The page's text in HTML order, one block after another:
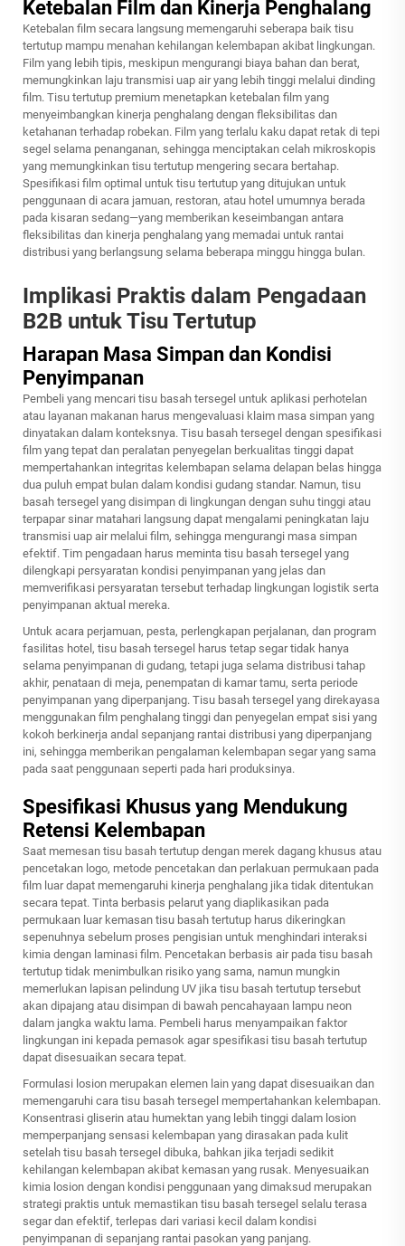
Ketebalan Film dan Kinerja Penghalang
Ketebalan film secara langsung memengaruhi seberapa baik tisu
tertutup mampu menahan kehilangan kelembapan akibat lingkungan.
Film yang lebih tipis, meskipun mengurangi biaya bahan dan berat,
memungkinkan laju transmisi uap air yang lebih tinggi melalui dinding
film. Tisu tertutup premium menetapkan ketebalan film yang
menyeimbangkan kinerja penghalang dengan fleksibilitas dan
ketahanan terhadap robekan. Film yang terlalu kaku dapat retak di tepi
segel selama penanganan, sehingga menciptakan celah mikroskopis
yang memungkinkan tisu tertutup mengering secara bertahap.
Spesifikasi film optimal untuk tisu tertutup yang ditujukan untuk
penggunaan di acara jamuan, restoran, atau hotel umumnya berada
pada kisaran sedang—yang memberikan keseimbangan antara
fleksibilitas dan kinerja penghalang yang memadai untuk rantai
distribusi yang berlangsung selama beberapa minggu hingga bulan.
Implikasi Praktis dalam Pengadaan
B2B untuk Tisu Tertutup
Harapan Masa Simpan dan Kondisi
Penyimpanan
Pembeli yang mencari tisu basah tersegel untuk aplikasi perhotelan
atau layanan makanan harus mengevaluasi klaim masa simpan yang
dinyatakan dalam konteksnya. Tisu basah tersegel dengan spesifikasi
film yang tepat dan peralatan penyegelan berkualitas tinggi dapat
mempertahankan integritas kelembapan selama delapan belas hingga
dua puluh empat bulan dalam kondisi gudang standar. Namun, tisu
basah tersegel yang disimpan di lingkungan dengan suhu tinggi atau
terpapar sinar matahari langsung dapat mengalami peningkatan laju
transmisi uap air melalui film, sehingga mengurangi masa simpan
efektif. Tim pengadaan harus meminta tisu basah tersegel yang
dilengkapi persyaratan kondisi penyimpanan yang jelas dan
memverifikasi persyaratan tersebut terhadap lingkungan logistik serta
penyimpanan aktual mereka.
Untuk acara perjamuan, pesta, perlengkapan perjalanan, dan program
fasilitas hotel, tisu basah tersegel harus tetap segar tidak hanya
selama penyimpanan di gudang, tetapi juga selama distribusi tahap
akhir, penataan di meja, penempatan di kamar tamu, serta periode
penyimpanan yang diperpanjang. Tisu basah tersegel yang direkayasa
menggunakan film penghalang tinggi dan penyegelan empat sisi yang
kokoh berkinerja andal sepanjang rantai distribusi yang diperpanjang
ini, sehingga memberikan pengalaman kelembapan segar yang sama
pada saat penggunaan seperti pada hari produksinya.
Spesifikasi Khusus yang Mendukung
Retensi Kelembapan
Saat memesan tisu basah tertutup dengan merek dagang khusus atau
pencetakan logo, metode pencetakan dan perlakuan permukaan pada
film luar dapat memengaruhi kinerja penghalang jika tidak ditentukan
secara tepat. Tinta berbasis pelarut yang diaplikasikan pada
permukaan luar kemasan tisu basah tertutup harus dikeringkan
sepenuhnya sebelum proses pengisian untuk menghindari interaksi
kimia dengan laminasi film. Pencetakan berbasis air pada tisu basah
tertutup tidak menimbulkan risiko yang sama, namun mungkin
memerlukan lapisan pelindung UV jika tisu basah tertutup tersebut
akan dipajang atau disimpan di bawah pencahayaan lampu neon
dalam jangka waktu lama. Pembeli harus menyampaikan faktor
lingkungan ini kepada pemasok agar spesifikasi tisu basah tertutup
dapat disesuaikan secara tepat.
Formulasi losion merupakan elemen lain yang dapat disesuaikan dan
memengaruhi cara tisu basah tersegel mempertahankan kelembapan.
Konsentrasi gliserin atau humektan yang lebih tinggi dalam losion
memperpanjang sensasi kelembapan yang dirasakan pada kulit
setelah tisu basah tersegel dibuka, bahkan jika terjadi sedikit
kehilangan kelembapan akibat kemasan yang rusak. Menyesuaikan
kimia losion dengan kondisi penggunaan yang dimaksud merupakan
strategi praktis untuk memastikan tisu basah tersegel selalu terasa
segar dan efektif, terlepas dari variasi kecil dalam kondisi
penyimpanan di sepanjang rantai pasokan yang panjang.